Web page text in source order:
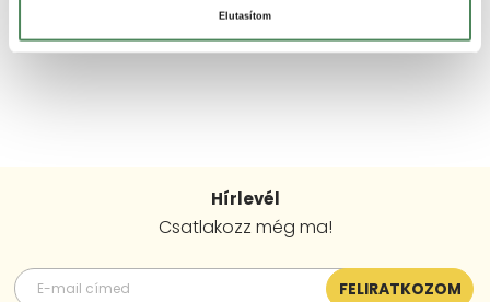
Elutasítom
Hírlevél
Csatlakozz még ma!
FELIRATKOZOM